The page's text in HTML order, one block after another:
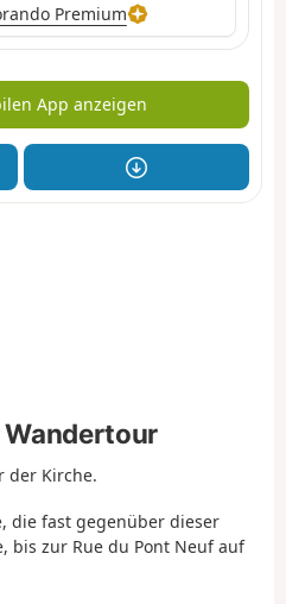
Premium
App anzeigen
Wandertour
der Kirche.
die fast gegenüber dieser
bis zur Rue du Pont Neuf auf